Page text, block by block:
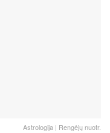
Astrologija | Rengėjų nuotr.